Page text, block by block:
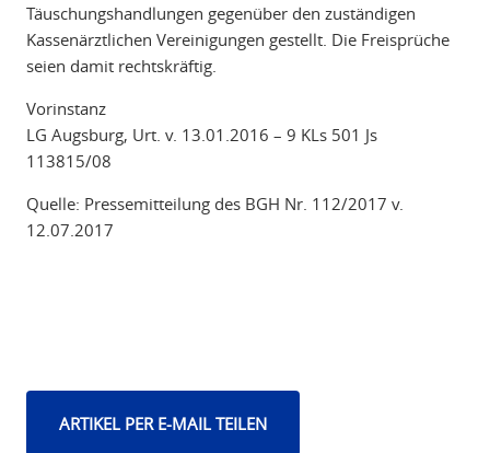
Täuschungshandlungen gegenüber den zuständigen
Kassenärztlichen Vereinigungen gestellt. Die Freisprüche
seien damit rechtskräftig.
Vorinstanz
LG Augsburg, Urt. v. 13.01.2016 – 9 KLs 501 Js
113815/08
Quelle: Pressemitteilung des BGH Nr. 112/2017 v.
12.07.2017
ARTIKEL PER E-MAIL TEILEN